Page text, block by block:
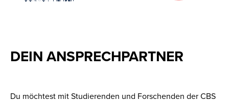
DEIN ANSPRECHPARTNER
Du möchtest mit Studierenden und Forschenden der CBS